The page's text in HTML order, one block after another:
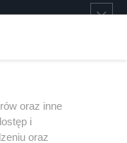
oraz inne
i
oraz